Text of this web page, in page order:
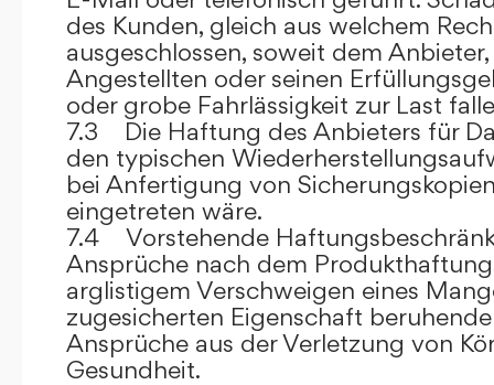
des Kunden, gleich aus welchem
ausgeschlossen, soweit dem
Angestellten oder seinen
oder grobe Fahrlässigkeit zur Last
7.3 Die Haftung des Anbieters für
den typischen
bei Anfertigung von
eingetreten wäre.
7.4 Vorstehende
Ansprüche nach dem
arglistigem Verschweigen eines
zugesicherten Eigenschaft
Ansprüche aus der Verletzung von
Gesundheit.